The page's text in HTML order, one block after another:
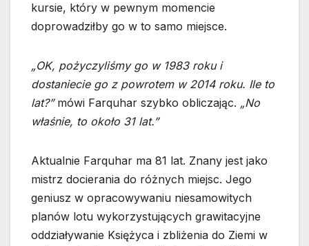
kursie, który w pewnym momencie
doprowadziłby go w to samo miejsce.
„OK, pożyczyliśmy go w 1983 roku i
dostaniecie go z powrotem w 2014 roku. Ile to
lat?”mówi Farquhar szybko obliczając. „No
właśnie, to około 31 lat.”
Aktualnie Farquhar ma 81 lat. Znany jest jako
mistrz docierania do różnych miejsc. Jego
geniusz w opracowywaniu niesamowitych
planów lotu wykorzystujących grawitacyjne
oddziaływanie Księżyca i zbliżenia do Ziemi w